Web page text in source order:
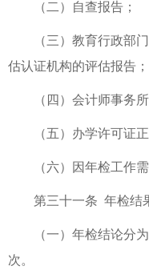
（二）自查报告；
（三）教育行政部门
估认证机构的评估报告；
（四）会计师事务所
（五）办学许可证正
（六）因年检工作需
第三十一条 年检结果
（一）年检结论分为
次。